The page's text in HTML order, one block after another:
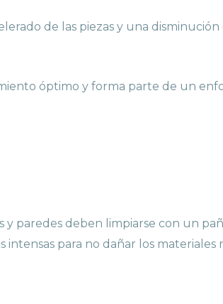
de las piezas y una disminución
óptimo y forma parte de un
y paredes deben limpiarse con un
para no dañar los materiales